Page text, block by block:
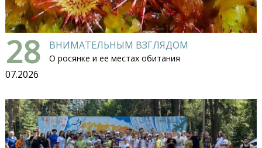
28
07.2026
ВНИМАТЕЛЬНЫМ ВЗГЛЯДОМ
О росянке и ее местах обитания